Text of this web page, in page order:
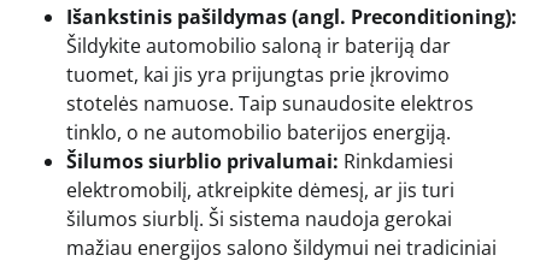
Išankstinis pašildymas (angl. Preconditioning):
Šildykite automobilio saloną ir bateriją dar
tuomet, kai jis yra prijungtas prie įkrovimo
stotelės namuose. Taip sunaudosite elektros
tinklo, o ne automobilio baterijos energiją.
Šilumos siurblio privalumai: Rinkdamiesi
elektromobilį, atkreipkite dėmesį, ar jis turi
šilumos siurblį. Ši sistema naudoja gerokai
mažiau energijos salono šildymui nei tradiciniai